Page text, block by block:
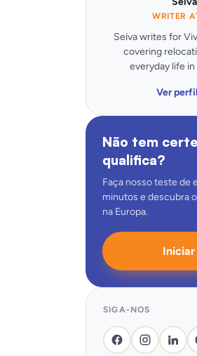
WRITER
Seiva writes for
covering
everyday life in
Ver
Não tem
qualifica?
Faça nosso teste de
minutos e descubra
na Europa.
SIGA-NOS